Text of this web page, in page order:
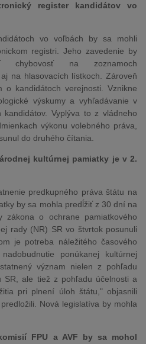
register kandidátov vo
vo voľbách by sa mohli
registri. Jeho zavedenie by
chybovosť na zoznamoch
na hlasovacích lístkoch. Zároveň
kandidátoch verejnosti. Vznikne
výskumy a vyhľadávanie v
kandidátov. Vyplýva to z vládneho
výkonu volebného práva,
do druhého čítania.
kultúrnej pamiatky je v 2.
predkupného práva štátu na
by sa mohla predĺžiť z 30 dní na
o ochrane pamiatkového
rady (NR) SR vo štvrtok posunuli
je potreba náležitého časového
ponúkanej kultúrnej
význam nielen z pohľadu
SR, ale tiež z pohľadu účelnosti a
pri plnení úloh štátu," objasnili
Nová legislatíva by mohla
FPU a AVF by sa mohol